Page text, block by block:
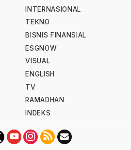
INTERNASIONAL
TEKNO
BISNIS FINANSIAL
ESGNOW
VISUAL
ENGLISH
TV
RAMADHAN
INDEKS